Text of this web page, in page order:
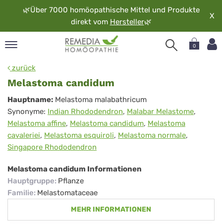
🌿Über 7000 homöopathische Mittel und Produkte
direkt vom Hersteller🌿
X
0
zurück
Melastoma candidum
Melastoma
candidum
Hauptname: Melastoma malabathricum
Synonyme: Indian Rhododendron, Malabar Melastome,
Melastoma affine, Melastoma candidum, Melastoma
cavaleriei, Melastoma esquiroli, Melastoma normale,
Singapore Rhododendron
Melastoma candidum Informationen
Hauptgruppe: Pflanze
Familie: Melastomataceae
MEHR INFORMATIONEN